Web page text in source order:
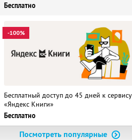
Бесплатно
-100%
Бесплатный доступ до 45 дней к сервису
«Яндекс Книги»
Бесплатно
Посмотреть популярные